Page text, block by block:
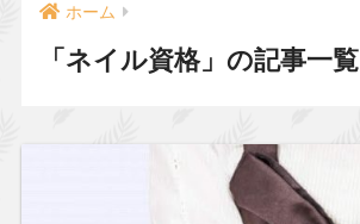
ホーム
「ネイル資格」の記事一覧